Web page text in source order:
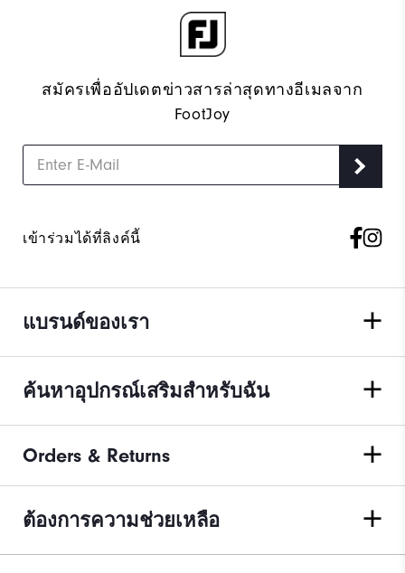
สมัครเพื่ออัปเดตข่าวสารล่าสุดทางอีเมลจาก
FootJoy
เข้าร่วมได้ที่ลิงค์นี้
แบรนด์ของเรา
ค้นหาอุปกรณ์เสริมสำหรับฉัน
Orders & Returns
ต้องการความช่วยเหลือ